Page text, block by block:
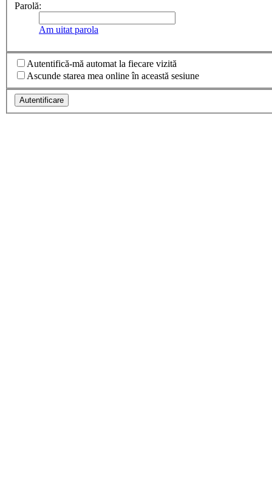
Parolă:
Am uitat parola
Autentifică-mă automat la fiecare vizită
Ascunde starea mea online în această sesiune